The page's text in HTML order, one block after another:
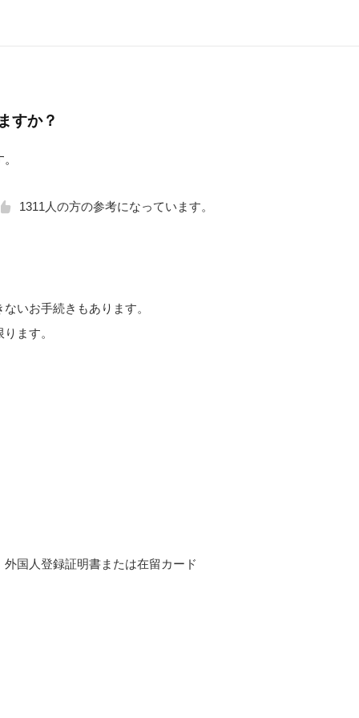
すか？
1311 人の方の参考になっています。
いお手続きもあります。
ます。
国人登録証明書または在留カード